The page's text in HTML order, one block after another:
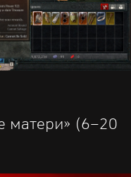
матери» (6–20